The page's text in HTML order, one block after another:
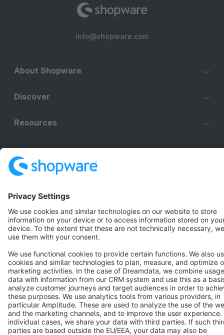
info@shopware.com
About Shopware
Discover
Resources
Terms & Conditions Privacy Legal notice
Cookie settings
Copyright © shopware AG - All rights reserved
Notice: * All prices are quoted net of the statutory value-added tax